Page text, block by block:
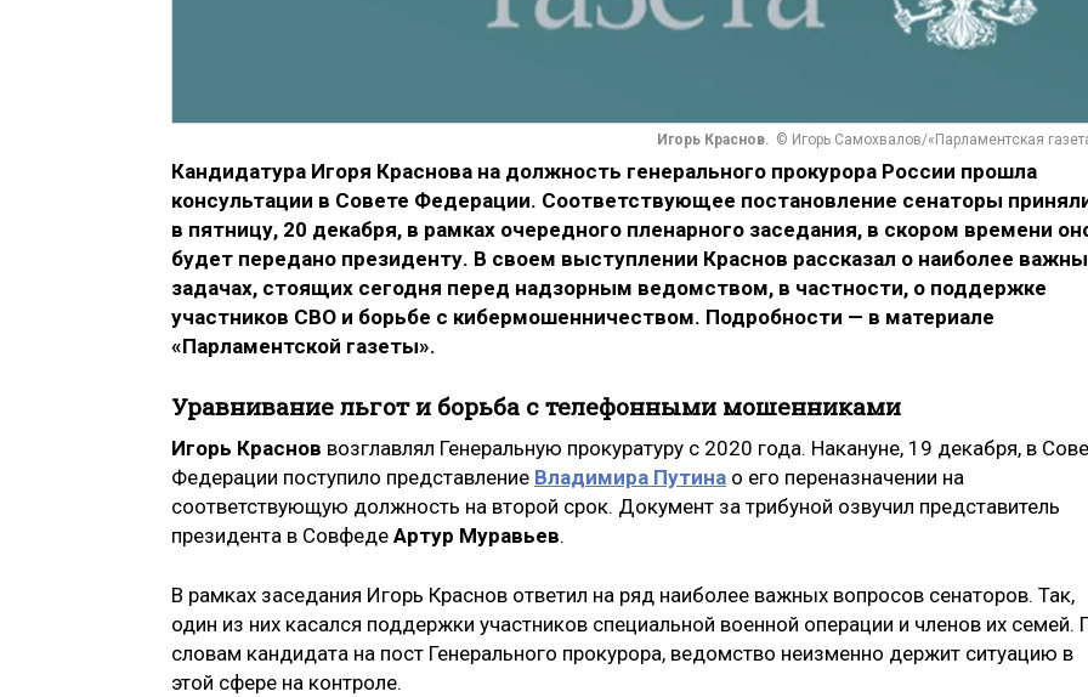
Игорь Краснов. © Игорь Самохвалов/«Парламентская
Кандидатура Игоря Краснова на должность генерального прокурора России прошла
консультации в Совете Федерации. Соответствующее постановление сенаторы
в пятницу, 20 декабря, в рамках очередного пленарного заседания, в скором времени
будет передано президенту. В своем выступлении Краснов рассказал о наиболее
задачах, стоящих сегодня перед надзорным ведомством, в частности, о поддержке
участников СВО и борьбе с кибермошенничеством. Подробности — в материале
«Парламентской газеты».
Уравнивание льгот и борьба с телефонными мошенниками
Игорь Краснов возглавлял Генеральную прокуратуру с 2020 года. Накануне, 19 декабря, в
Федерации поступило представление Владимира Путина о его переназначении на
соответствующую должность на второй срок. Документ за трибуной озвучил представитель
президента в Совфеде Артур Муравьев.
В рамках заседания Игорь Краснов ответил на ряд наиболее важных вопросов сенаторов. Так,
один из них касался поддержки участников специальной военной операции и членов их семей.
словам кандидата на пост Генерального прокурора, ведомство неизменно держит ситуацию в
этой сфере на контроле.